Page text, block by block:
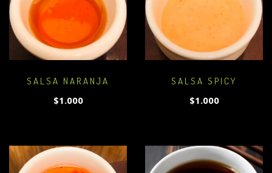
SALSA NARANJA
$1.000
SALSA SPICY
$1.000